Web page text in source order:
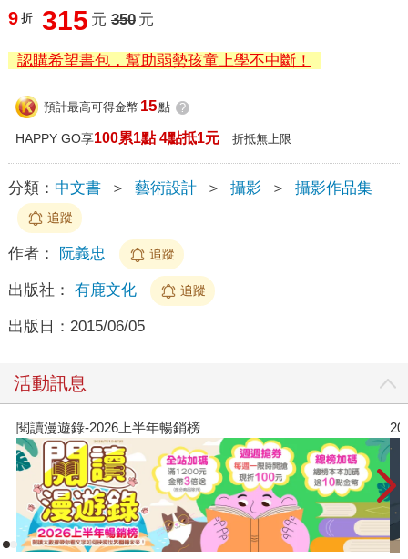
9 折 315 元 350 元
認購希望書包，幫助弱勢孩童上學不中斷！
預計最高可得金幣 15點 ?
HAPPY GO享100累1點 4點抵1元 折抵無上限
分類： 中文書 ＞ 藝術設計 ＞ 攝影 ＞ 攝影作品集
追蹤
作者： 阮義忠 追蹤
出版社： 有鹿文化 追蹤
出版日： 2015/06/05
活動訊息
閱讀漫遊錄-2026上半年暢銷榜